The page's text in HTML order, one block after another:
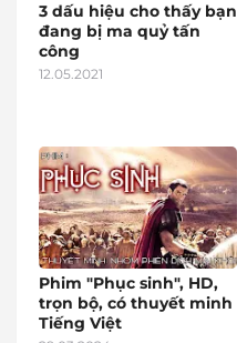
3 dấu hiệu cho thấy bạn
đang bị ma quỷ tấn
công
12.05.2021
Phim "Phục sinh", HD,
trọn bộ, có thuyết minh
Tiếng Việt